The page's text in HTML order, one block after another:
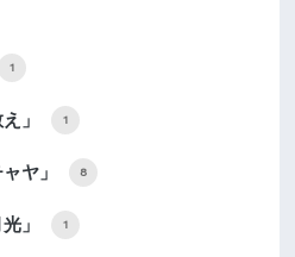
1
」 1
ヤ」 8
」 1